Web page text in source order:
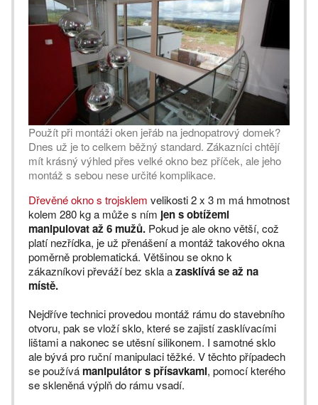
Použít při montáži oken jeřáb na jednopatrový domek?
Dnes už je to celkem běžný standard. Zákazníci chtějí
mít krásný výhled přes velké okno bez příček, ale jeho
montáž s sebou nese určité komplikace.
Dřevěné okno s trojsklem velikosti 2 x 3 m má hmotnost
kolem 280 kg a může s ním jen s obtížemi
manipulovat až 6 mužů. Pokud je ale okno větší, což
platí nezřídka, je už přenášení a montáž takového okna
poměrně problematická. Většinou se okno k
zákazníkovi převáží bez skla azasklívá se až na
místě.
Nejdříve technici provedou montáž rámu do stavebního
otvoru, pak se vloží sklo, které se zajistí zasklívacími
lištami a nakonec se utěsní silikonem. I samotné sklo
ale bývá pro ruční manipulaci těžké. V těchto případech
se používá manipulátor s přísavkami, pomocí kterého
se skleněná výplň do rámu vsadí.